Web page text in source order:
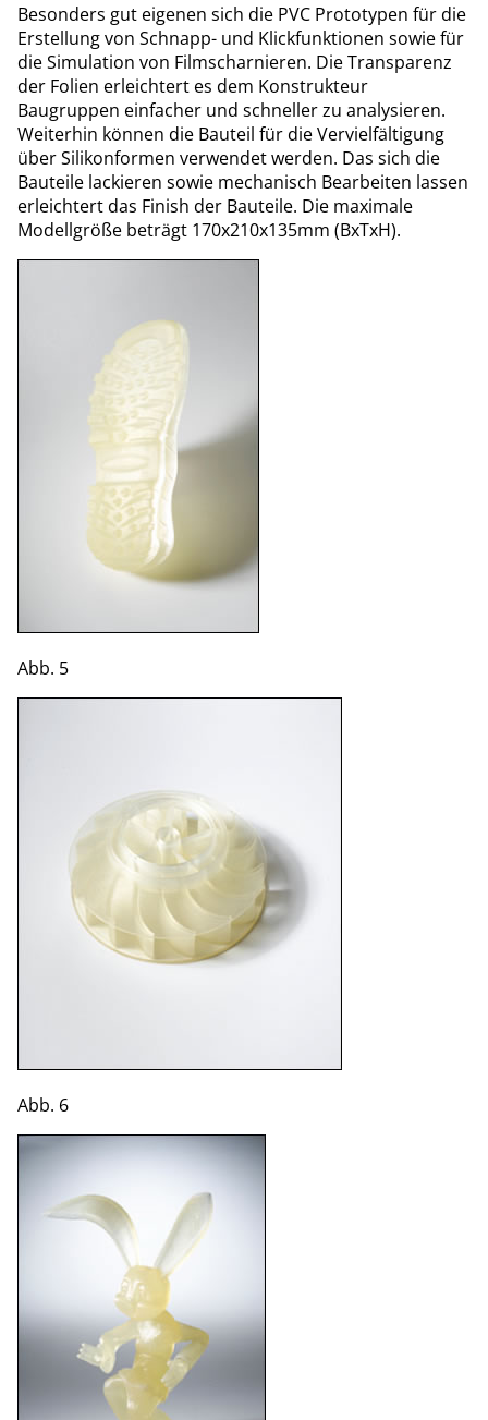
Besonders gut eigenen sich die PVC Prototypen für die
Erstellung von Schnapp- und Klickfunktionen sowie für
die Simulation von Filmscharnieren. Die Transparenz
der Folien erleichtert es dem Konstrukteur
Baugruppen einfacher und schneller zu analysieren.
Weiterhin können die Bauteil für die Vervielfältigung
über Silikonformen verwendet werden. Das sich die
Bauteile lackieren sowie mechanisch Bearbeiten lassen
erleichtert das Finish der Bauteile. Die maximale
Modellgröße beträgt 170x210x135mm (BxTxH).
Abb. 5
Abb. 6